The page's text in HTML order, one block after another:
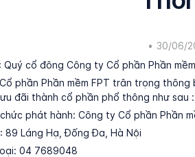
• 30/06/
Quý cổ đông Công ty Cổ phần Phần
phần Phần mềm FPT trân trọng
đãi thành cổ phần phổ thông như sau :
phát hành: Công ty Cổ phần Phần
89 Láng Hạ, Đống Đa, Hà Nội
04 7689048